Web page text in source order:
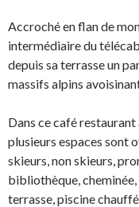
Accroché en flan de
intermédiaire du
depuis sa terrasse un
massifs alpins
Dans ce café restaurant
plusieurs espaces sont
skieurs, non skieurs,
bibliothèque, cheminée,
terrasse, piscine